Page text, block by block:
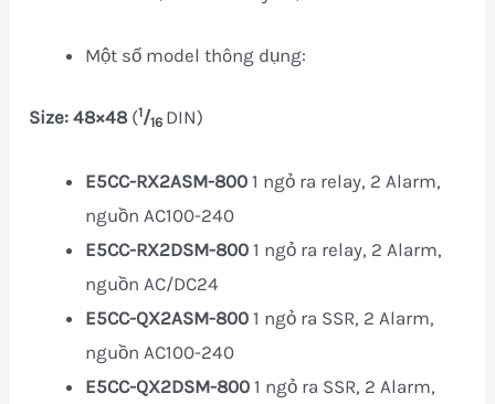
Một số model thông dụng:
Size: 48×48 (1/16 DIN)
E5CC-RX2ASM-800 1 ngỏ ra relay, 2 Alarm,
nguồn AC100-240
E5CC-RX2DSM-800 1 ngỏ ra relay, 2 Alarm,
nguồn AC/DC24
E5CC-QX2ASM-8001 ngỏ ra SSR, 2 Alarm,
nguồn AC100-240
E5CC-QX2DSM-800 1 ngỏ ra SSR, 2 Alarm,